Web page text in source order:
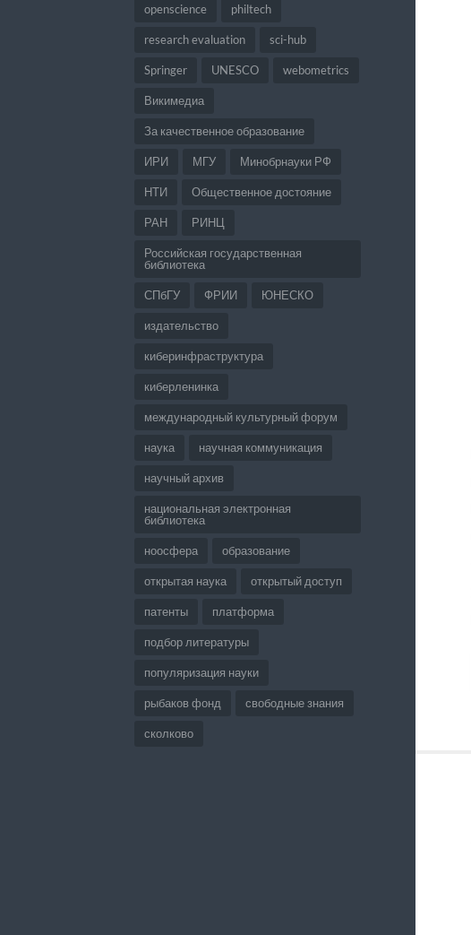
openscience philtech
research evaluation sci-hub
Springer UNESCO webometrics
Викимедиа
За качественное образование
ИРИ МГУ Минобрнауки РФ
НТИ Общественное достояние
РАН РИНЦ
Российская государственная
библиотека
СПбГУ ФРИИ ЮНЕСКО
издательство
киберинфраструктура
киберленинка
международный культурный форум
наука научная коммуникация
научный архив
национальная электронная
библиотека
ноосфера образование
открытая наука открытый доступ
патенты платформа
подбор литературы
популяризация науки
рыбаков фонд свободные знания
сколково